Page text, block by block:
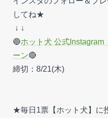
してね★
↓ ↓
🔵ホット犬 公式Instagram
ーン🔴
締切：8/21(木)
★毎日1票【ホット犬】に